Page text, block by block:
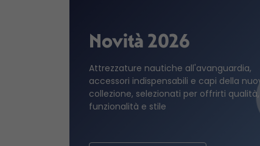
Novità 2026
Attrezzature nautiche all'avanguardia,
accessori indispensabili e capi della
collezione, selezionati per offrirti qualità,
funzionalità e stile